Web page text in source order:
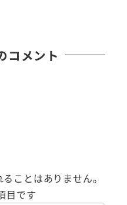
コメント
ことはありません。
目です